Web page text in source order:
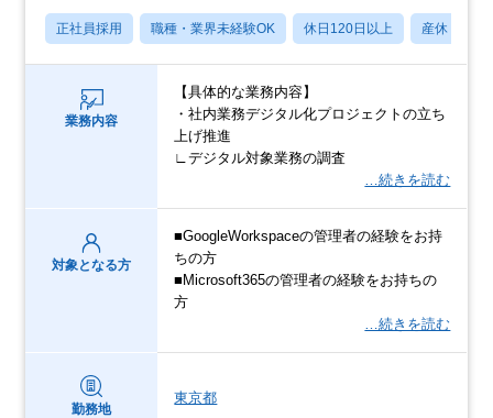
正社員採用 職種・業界未経験OK 休日120日以上 産休・育休
業務内容
【具体的な業務内容】
・社内業務デジタル化プロジェクトの立ち
上げ推進
∟デジタル対象業務の調査
…続きを読む
対象となる方
■GoogleWorkspaceの管理者の経験をお持
ちの方
■Microsoft365の管理者の経験をお持ちの
方
…続きを読む
勤務地
東京都